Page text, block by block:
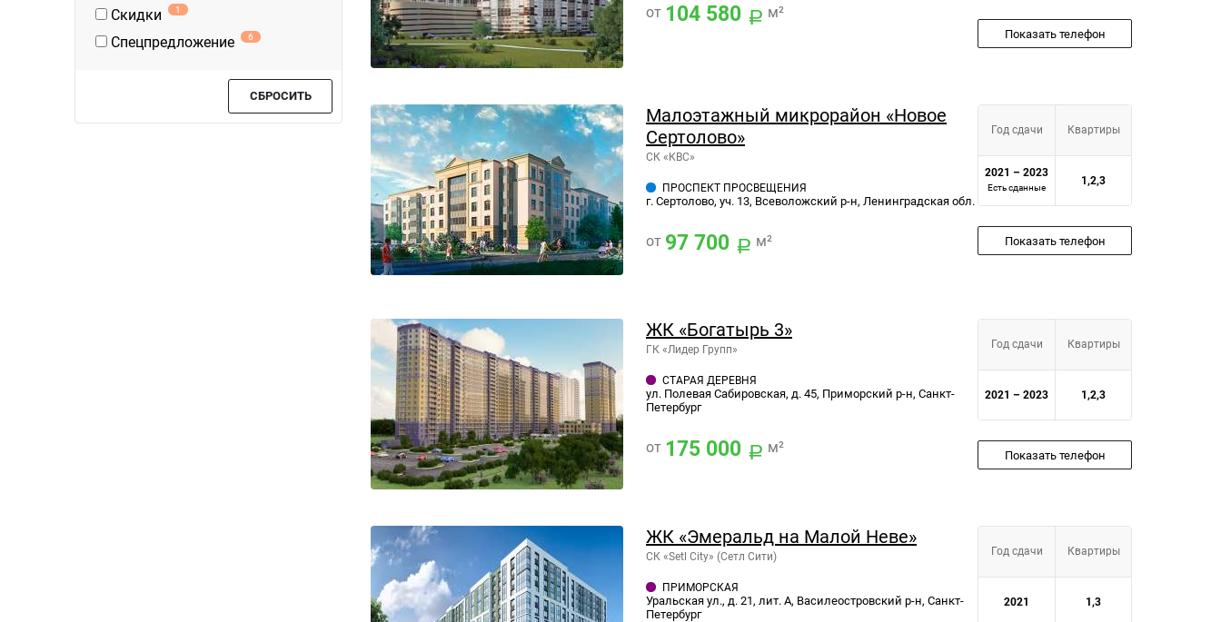
Скидки 1
Спецпредложение 6
СБРОСИТЬ
от 104 580 м²
Показать телефон
Малоэтажный микрорайон «Новое
Сертолово»
СК «КВС»
ПРОСПЕКТ ПРОСВЕЩЕНИЯ
г. Сертолово, уч. 13, Всеволожский р-н, Ленинградская обл.
от 97 700 м²
Год сдачи Квартиры
2021 – 2023
Есть сданные
1,2,3
Показать телефон
ЖК «Богатырь 3»
ГК «Лидер Групп»
СТАРАЯ ДЕРЕВНЯ
ул. Полевая Сабировская, д. 45, Приморский р-н, Санкт-
Петербург
от 175 000 м²
Год сдачи Квартиры
2021 – 2023 1,2,3
Показать телефон
ЖК «Эмеральд на Малой Неве»
СК «Setl City» (Сетл Сити)
ПРИМОРСКАЯ
Уральская ул., д. 21, лит. А, Василеостровский р-н, Санкт-
Петербург
Год сдачи Квартиры
2021 1,3